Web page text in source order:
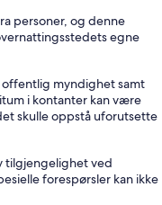
personer, og denne
egne
myndighet samt
i kontanter kan være
skulle oppstå uforutsette
tilgjengelighet ved
forespørsler kan ikke